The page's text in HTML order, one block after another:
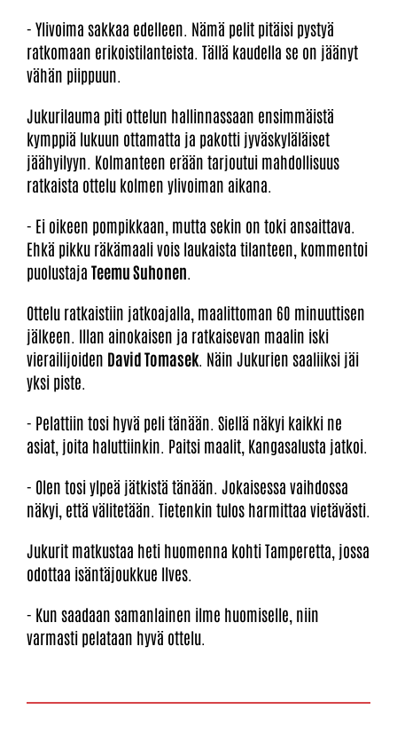
- Ylivoima sakkaa edelleen. Nämä pelit pitäisi pystyä
ratkomaan erikoistilanteista. Tällä kaudella se on jäänyt
vähän piippuun.
Jukurilauma piti ottelun hallinnassaan ensimmäistä
kymppiä lukuun ottamatta ja pakotti jyväskyläläiset
jäähyilyyn. Kolmanteen erään tarjoutui mahdollisuus
ratkaista ottelu kolmen ylivoiman aikana.
- Ei oikeen pompikkaan, mutta sekin on toki ansaittava.
Ehkä pikku räkämaali vois laukaista tilanteen, kommentoi
puolustaja Teemu Suhonen
Ottelu ratkaistiin jatkoajalla, maalittoman 60 minuuttisen
jälkeen. Illan ainokaisen ja ratkaisevan maalin iski
vierailijoiden David Tomasek . Näin Jukurien saaliiksi jäi
yksi piste.
- Pelattiin tosi hyvä peli tänään. Siellä näkyi kaikki ne
asiat, joita haluttiinkin. Paitsi maalit, Kangasalusta jatkoi.
- Olen tosi ylpeä jätkistä tänään. Jokaisessa vaihdossa
näkyi, että välitetään. Tietenkin tulos harmittaa vietävästi.
Jukurit matkustaa heti huomenna kohti Tamperetta, jossa
odottaa isäntäjoukkue Ilves.
- Kun saadaan samanlainen ilme huomiselle, niin
varmasti pelataan hyvä ottelu.